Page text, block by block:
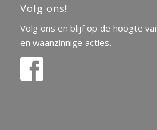
Volg ons!
Volg ons en blijf op de hoogte
en waanzinnige acties.